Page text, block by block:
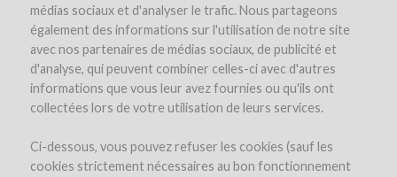
médias sociaux et d'analyser le trafic. Nous partageons
également des informations sur l'utilisation de notre site
avec nos partenaires de médias sociaux, de publicité et
d'analyse, qui peuvent combiner celles-ci avec d'autres
informations que vous leur avez fournies ou qu'ils ont
collectées lors de votre utilisation de leurs services.
Ci-dessous, vous pouvez refuser les cookies (sauf les
cookies strictement nécessaires au bon fonctionnement